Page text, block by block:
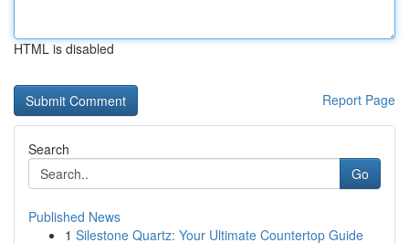
HTML is disabled
Report Page
Search
Go
Published News
1 Silestone Quartz: Your Ultimate Countertop Guide